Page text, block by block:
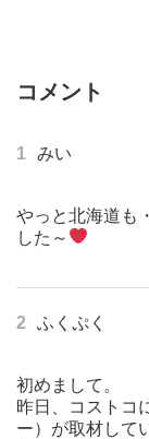
コメント
1 みい
やっと北海道も
した～
2 ふくぷく
初めまして。
昨日、コストコ
ー）が取材して